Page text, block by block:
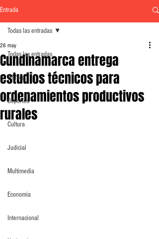
Entrada
Todas las entradas
Política
Deportes
Cultura
Judicial
Multimedia
Economia
Internacional
Todas las entradas
Cundinamarca entrega
estudios técnicos para
ordenamientos productivos
rurales
26 may